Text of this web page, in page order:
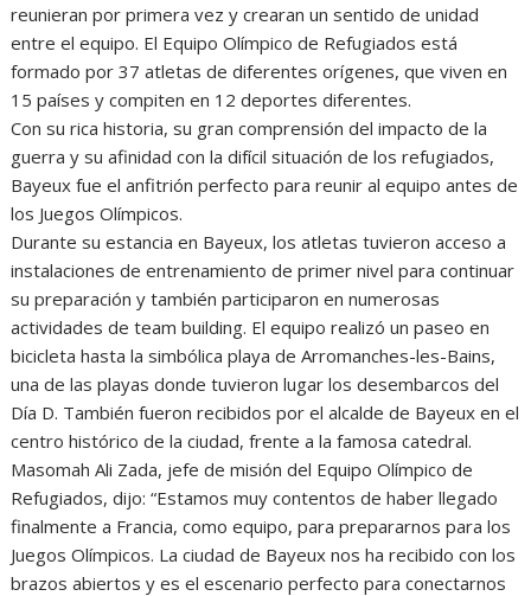
reunieran por primera vez y crearan un sentido de unidad
entre el equipo. El Equipo Olímpico de Refugiados está
formado por 37 atletas de diferentes orígenes, que viven en
15 países y compiten en 12 deportes diferentes.
Con su rica historia, su gran comprensión del impacto de la
guerra y su afinidad con la difícil situación de los refugiados,
Bayeux fue el anfitrión perfecto para reunir al equipo antes de
los Juegos Olímpicos.
Durante su estancia en Bayeux, los atletas tuvieron acceso a
instalaciones de entrenamiento de primer nivel para continuar
su preparación y también participaron en numerosas
actividades de team building. El equipo realizó un paseo en
bicicleta hasta la simbólica playa de Arromanches-les-Bains,
una de las playas donde tuvieron lugar los desembarcos del
Día D. También fueron recibidos por el alcalde de Bayeux en el
centro histórico de la ciudad, frente a la famosa catedral.
Masomah Ali Zada, jefe de misión del Equipo Olímpico de
Refugiados, dijo: “Estamos muy contentos de haber llegado
finalmente a Francia, como equipo, para prepararnos para los
Juegos Olímpicos. La ciudad de Bayeux nos ha recibido con los
brazos abiertos y es el escenario perfecto para conectarnos